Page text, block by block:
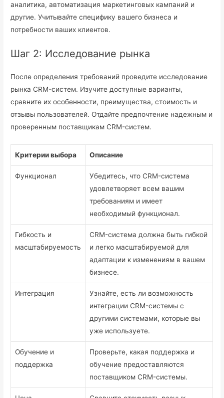
аналитика, автоматизация маркетинговых кампаний и
другие. Учитывайте специфику вашего бизнеса и
потребности ваших клиентов.
Шаг 2: Исследование рынка
После определения требований проведите исследование
рынка CRM-систем. Изучите доступные варианты,
сравните их особенности, преимущества, стоимость и
отзывы пользователей. Отдайте предпочтение надежным и
проверенным поставщикам CRM-систем.
Критерии выбора Описание
Функционал
Убедитесь, что CRM-система
удовлетворяет всем вашим
требованиям и имеет
необходимый функционал.
Гибкость и
масштабируемость
CRM-система должна быть гибкой
и легко масштабируемой для
адаптации к изменениям в вашем
бизнесе.
Интеграция
Узнайте, есть ли возможность
интеграции CRM-системы с
другими системами, которые вы
уже используете.
Обучение и
поддержка
Проверьте, какая поддержка и
обучение предоставляются
поставщиком CRM-системы.